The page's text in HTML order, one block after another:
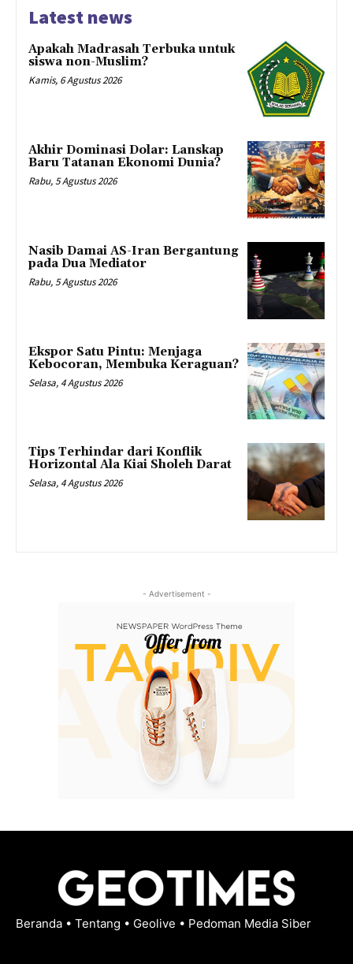
Latest news
Apakah Madrasah Terbuka untuk
siswa non-Muslim?
Kamis, 6 Agustus 2026
Akhir Dominasi Dolar: Lanskap
Baru Tatanan Ekonomi Dunia?
Rabu, 5 Agustus 2026
Nasib Damai AS-Iran Bergantung
pada Dua Mediator
Rabu, 5 Agustus 2026
Ekspor Satu Pintu: Menjaga
Kebocoran, Membuka Keraguan?
Selasa, 4 Agustus 2026
Tips Terhindar dari Konflik
Horizontal Ala Kiai Sholeh Darat
Selasa, 4 Agustus 2026
- Advertisement -
Beranda • Tentang • Geolive • Pedoman Media Siber